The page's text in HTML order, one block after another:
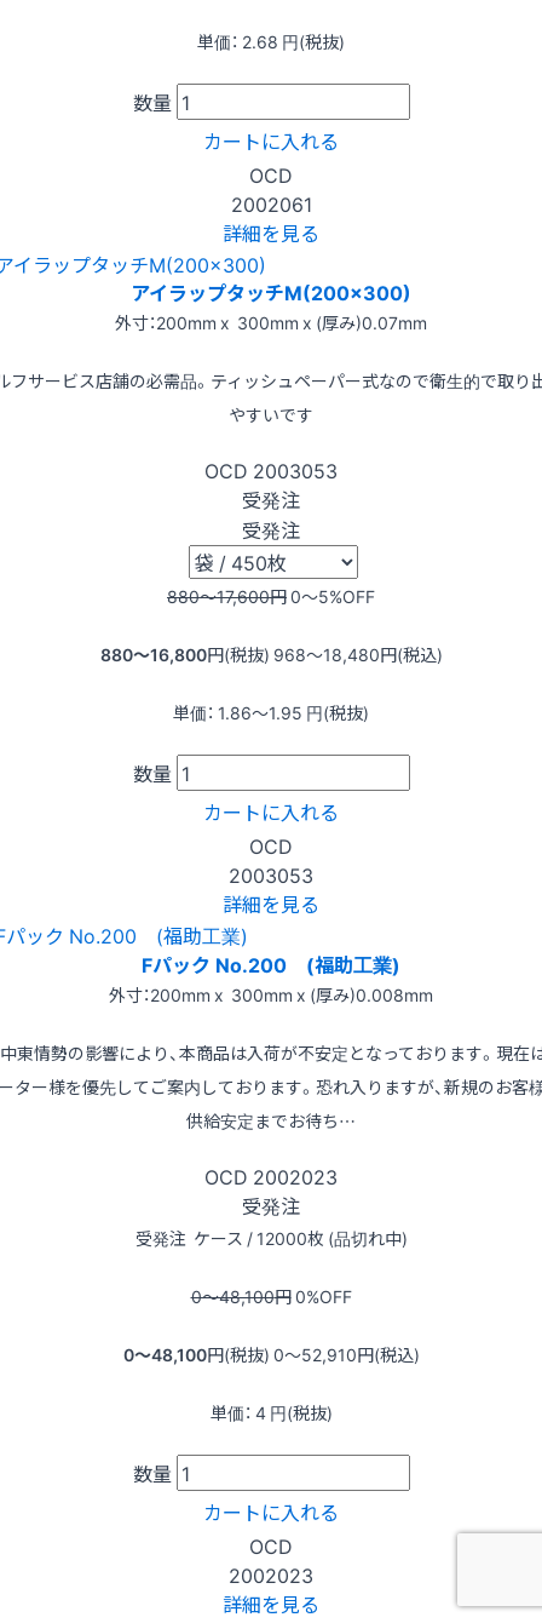
単価： 2.68 円(税抜)
数量
カートに入れる
OCD
2002061
詳細を見る
アイラップタッチM(200x300)
外寸：200mm x 300mm x (厚み)0.07mm
フサービス店舗の必需品。ティッシュペーパー式なので衛生的で取り
やすいです
OCD 2003053
受発注
受発注
880〜17,600円0〜5%OFF
880〜16,800円(税抜) 968〜18,480円(税込)
単価： 1.86〜1.95 円(税抜)
数量
カートに入れる
OCD
2003053
詳細を見る
Fパック No.200 (福助工業)
外寸：200mm x 300mm x (厚み)0.008mm
東情勢の影響により、本商品は入荷が不安定となっております。現在
ター様を優先してご案内しております。恐れ入りますが、新規のお客
供給安定までお待ち…
OCD 2002023
受発注
受発注 ケース / 12000枚 (品切れ中)
0〜48,100円0%OFF
0〜48,100円(税抜) 0〜52,910円(税込)
単価： 4 円(税抜)
数量
カートに入れる
OCD
2002023
詳細を見る